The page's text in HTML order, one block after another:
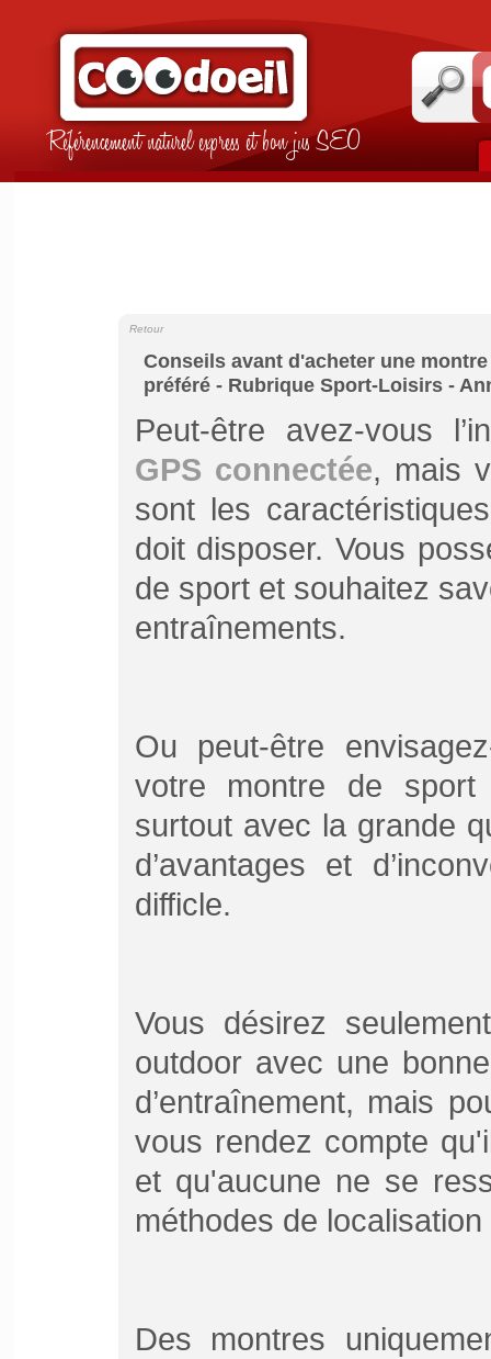
Référencement naturel express et bon jus SEO
Conseils avant d'acheter une
préféré - Rubrique Sport-Loisirs -
Retour
Peut-être avez-vous
GPS connectée, mais
sont les
doit disposer. Vous
de sport et souhaitez
entraînements.
Ou peut-être
votre montre de
surtout avec la grande
d’avantages et
difficle.
Vous désirez
outdoor avec une
d’entraînement, mais
vous rendez compte
et qu'aucune ne se
méthodes de
Des montres